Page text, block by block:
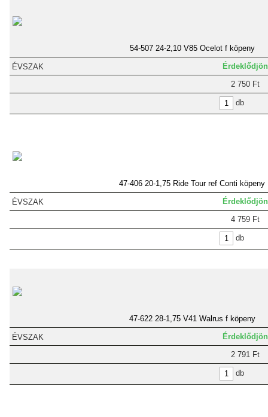
54-507 24-2,10 V85 Ocelot f köpeny
Érdeklődjön
2 750 Ft
db
47-406 20-1,75 Ride Tour ref Conti köpeny
Érdeklődjön
4 759 Ft
db
47-622 28-1,75 V41 Walrus f köpeny
Érdeklődjön
2 791 Ft
db